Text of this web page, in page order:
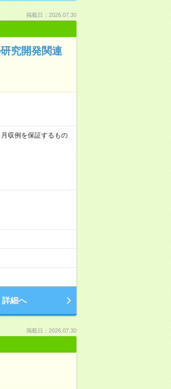
掲載日：2026.07.30
究開発関連
収例を保証するもの
詳細へ
掲載日：2026.07.30